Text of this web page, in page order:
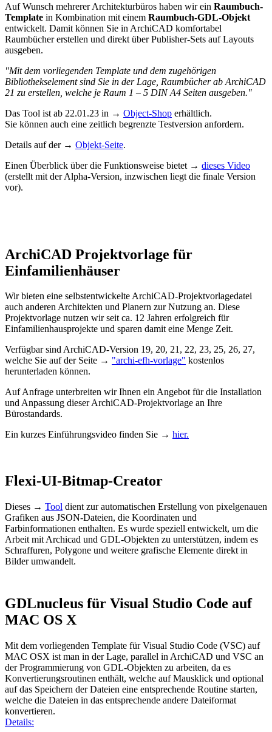
Auf Wunsch mehrerer Architekturbüros haben wir ein Raumbuch-
Template in Kombination mit einem Raumbuch-GDL-Objekt
entwickelt. Damit können Sie in ArchiCAD komfortabel
Raumbücher erstellen und direkt über Publisher-Sets auf Layouts
ausgeben.
"Mit dem vorliegenden Template und dem zugehörigen
Bibliothekselement sind Sie in der Lage, Raumbücher ab ArchiCAD
21 zu erstellen, welche je Raum 1 – 5 DIN A4 Seiten ausgeben."
Das Tool ist ab 22.01.23 in → Object-Shop erhältlich.
Sie können auch eine zeitlich begrenzte Testversion anfordern.
Details auf der → Objekt-Seite.
Einen Überblick über die Funktionsweise bietet → dieses Video
(erstellt mit der Alpha-Version, inzwischen liegt die finale Version
vor).
ArchiCAD Projektvorlage für
Einfamilienhäuser
Wir bieten eine selbstentwickelte ArchiCAD-Projektvorlagedatei
auch anderen Architekten und Planern zur Nutzung an. Diese
Projektvorlage nutzen wir seit ca. 12 Jahren erfolgreich für
Einfamilienhausprojekte und sparen damit eine Menge Zeit.
Verfügbar sind ArchiCAD-Version 19, 20, 21, 22, 23, 25, 26, 27,
welche Sie auf der Seite → "archi-efh-vorlage" kostenlos
herunterladen können.
Auf Anfrage unterbreiten wir Ihnen ein Angebot für die Installation
und Anpassung dieser ArchiCAD-Projektvorlage an Ihre
Bürostandards.
Ein kurzes Einführungsvideo finden Sie → hier.
Flexi-UI-Bitmap-Creator
Dieses → Tool dient zur automatischen Erstellung von pixelgenauen
Grafiken aus JSON-Dateien, die Koordinaten und
Farbinformationen enthalten. Es wurde speziell entwickelt, um die
Arbeit mit Archicad und GDL-Objekten zu unterstützen, indem es
Schraffuren, Polygone und weitere grafische Elemente direkt in
Bilder umwandelt.
GDLnucleus für Visual Studio Code auf
MAC OS X
Mit dem vorliegenden Template für Visual Studio Code (VSC) auf
MAC OSX ist man in der Lage, parallel in ArchiCAD und VSC an
der Programmierung von GDL-Objekten zu arbeiten, da es
Konvertierungsroutinen enthält, welche auf Mausklick und optional
auf das Speichern der Dateien eine entsprechende Routine starten,
welche die Dateien in das entsprechende andere Dateiformat
konvertieren.
Details: